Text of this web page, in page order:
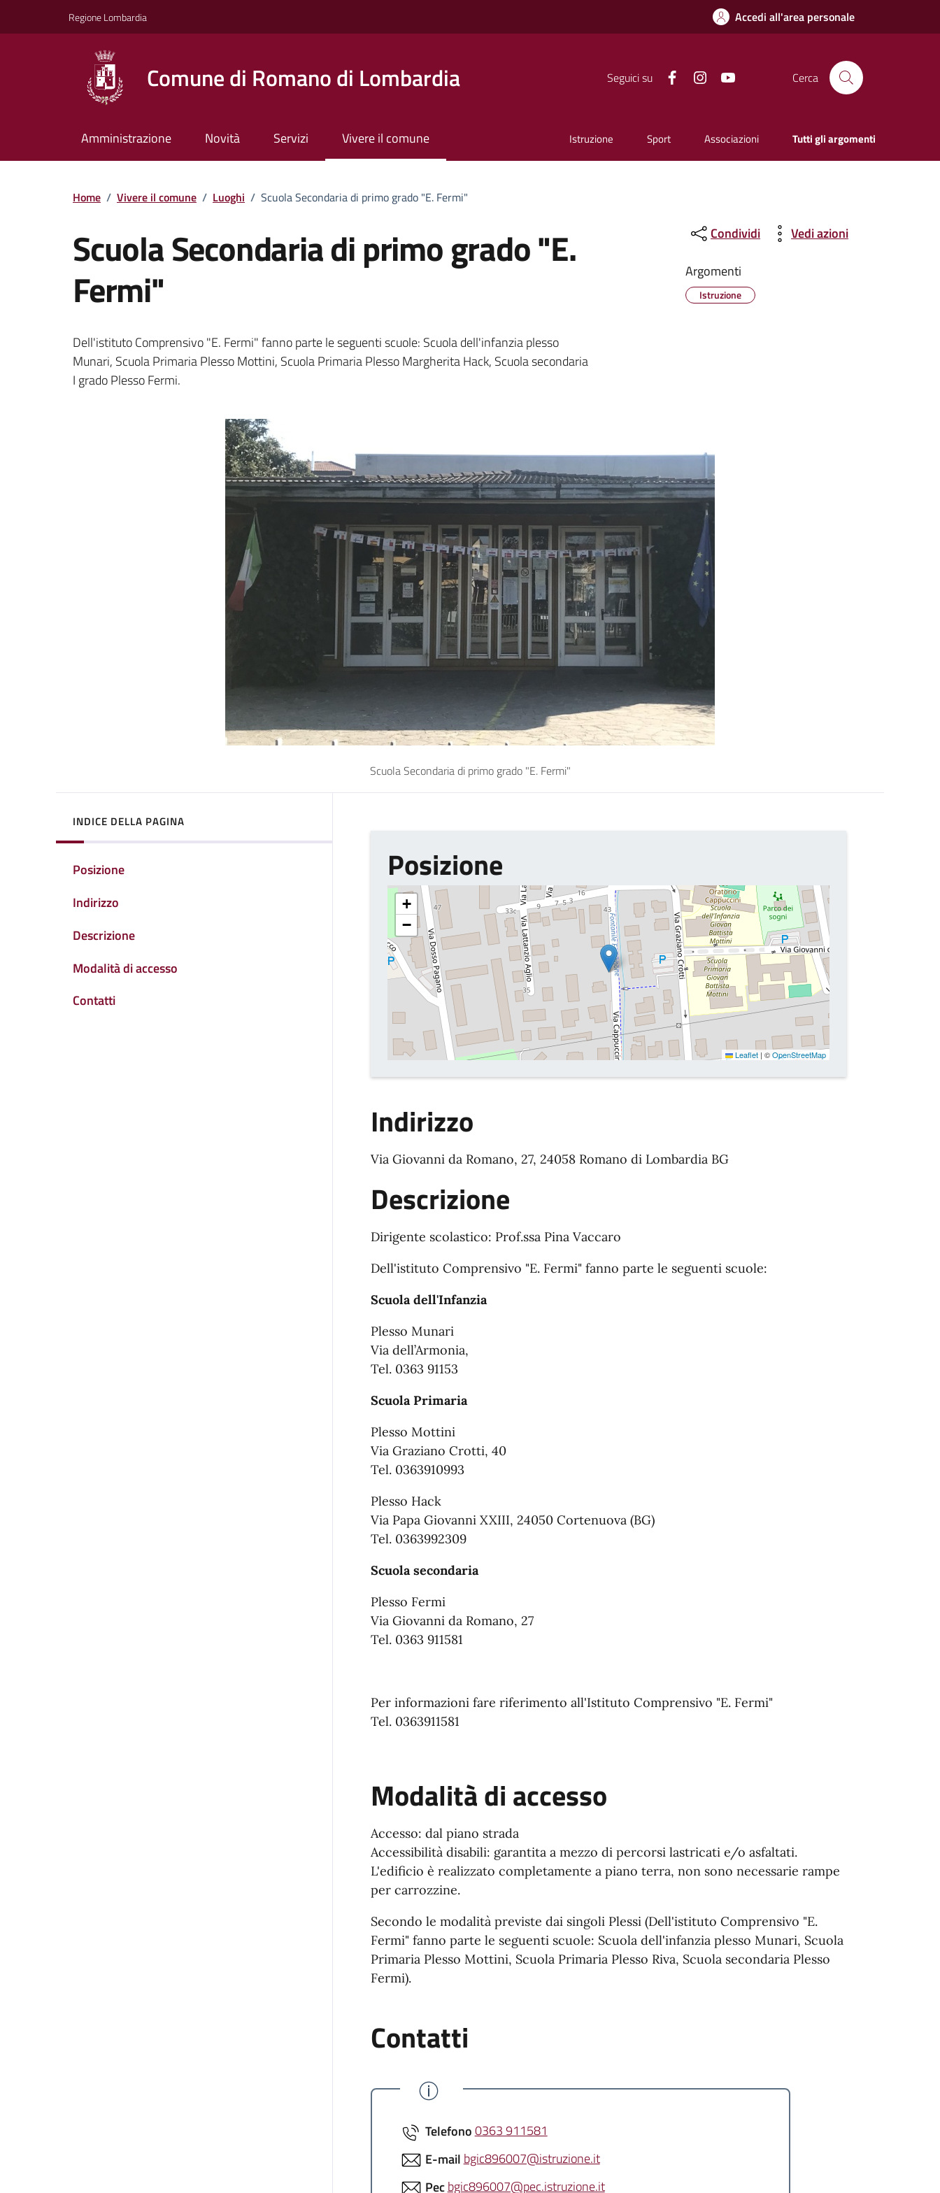
Regione Lombardia Accedi all'area personale
Comune di Romano di Lombardia Seguici su Facebook Instagram Cerca
Amministrazione Novità Servizi Vivere il comune Istruzione Sport Associazioni Tutti gli argomenti
Home / Vivere il comune / Luoghi / Scuola Secondaria di primo grado "E. Fermi"
Scuola Secondaria di primo grado "E.
Fermi"
Dell'istituto Comprensivo "E. Fermi" fanno parte le seguenti scuole: Scuola dell'infanzia plesso
Munari, Scuola Primaria Plesso Mottini, Scuola Primaria Plesso Margherita Hack, Scuola secondaria
I grado Plesso Fermi.
Condividi
Vedi azioni
Argomenti
Istruzione
Scuola Secondaria di primo grado "E. Fermi"
INDICE DELLA PAGINA
Posizione
Indirizzo
Descrizione
Modalità di accesso
Contatti
Posizione
+
−
Leaflet | ©OpenStreetMap
Indirizzo
Via Giovanni da Romano, 27, 24058 Romano di Lombardia BG
Descrizione
Dirigente scolastico: Prof.ssa Pina Vaccaro
Dell'istituto Comprensivo "E. Fermi" fanno parte le seguenti scuole:
Scuola dell'Infanzia
Plesso Munari
Via dell’Armonia,
Tel. 0363 91153
Scuola Primaria
Plesso Mottini
Via Graziano Crotti, 40
Tel. 0363910993
Plesso Hack
Via Papa Giovanni XXIII, 24050 Cortenuova (BG)
Tel. 0363992309
Scuola secondaria
Plesso Fermi
Via Giovanni da Romano, 27
Tel. 0363 911581
Per informazioni fare riferimento all'Istituto Comprensivo "E. Fermi"
Tel. 0363911581
Modalità di accesso
Accesso: dal piano strada
Accessibilità disabili: garantita a mezzo di percorsi lastricati e/o asfaltati.
L'edificio è realizzato completamente a piano terra, non sono necessarie rampe
per carrozzine.
Secondo le modalità previste dai singoli Plessi (Dell'istituto Comprensivo "E.
Fermi" fanno parte le seguenti scuole: Scuola dell'infanzia plesso Munari, Scuola
Primaria Plesso Mottini, Scuola Primaria Plesso Riva, Scuola secondaria Plesso
Fermi).
Contatti
Telefono0363 911581
E-mailbgic896007@istruzione.it
Pecbgic896007@pec.istruzione.it